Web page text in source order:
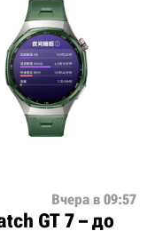
Вчера в 09:57
GT 7 – до